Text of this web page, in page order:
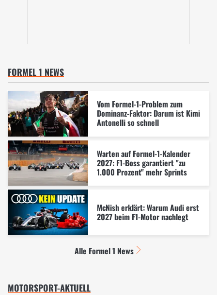
FORMEL 1 NEWS
Vom Formel-1-Problem zum
Dominanz-Faktor: Darum ist Kimi
Antonelli so schnell
Warten auf Formel-1-Kalender
2027: F1-Boss garantiert "zu
1.000 Prozent" mehr Sprints
McNish erklärt: Warum Audi erst
2027 beim F1-Motor nachlegt
Alle Formel 1 News
MOTORSPORT-AKTUELL